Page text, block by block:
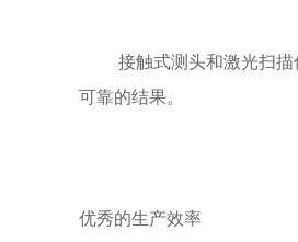
接触式测头和激光扫描仪
可靠的结果。
优秀的生产效率